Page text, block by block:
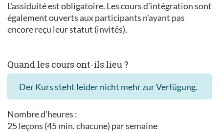
L'assiduité est obligatoire. Les cours d'intégration sont
également ouverts aux participants n'ayant pas
encore reçu leur statut (invités).
Quand les cours ont-ils lieu ?
Der Kurs steht leider nicht mehr zur Verfügung.
Nombre d'heures :
25 leçons (45 min. chacune) par semaine